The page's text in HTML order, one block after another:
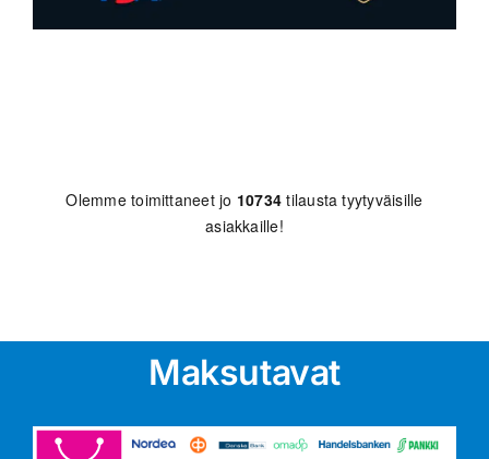
Olemme toimittaneet jo 10734 tilausta tyytyväisille
asiakkaille!
Maksutavat